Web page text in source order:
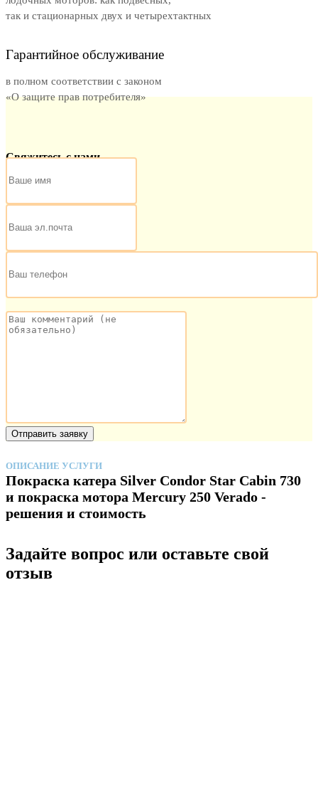
так и стационарных двух и четырехтактных
Гарантийное обслуживание
в полном соответствии с законом
«О защите прав потребителя»
Свяжитесь с нами
ОПИСАНИЕ УСЛУГИ
Покраска катера Silver Condor Star Cabin 730
и покраска мотора Mercury 250 Verado -
решения и стоимость
Задайте вопрос или оставьте свой
отзыв